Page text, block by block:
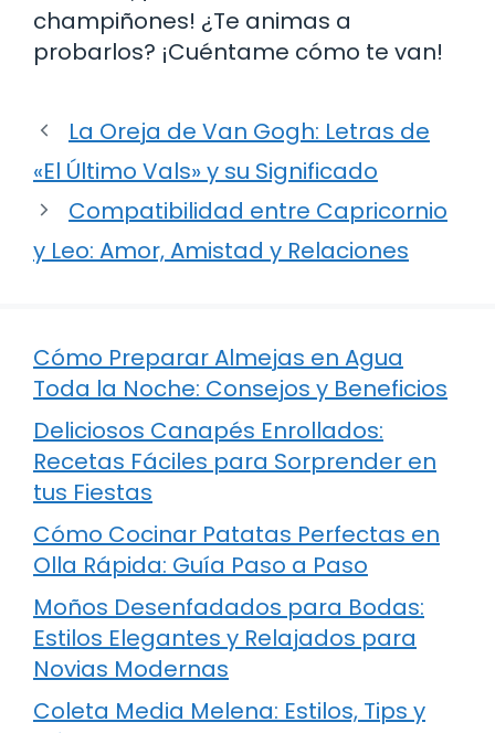
champiñones! ¿Te animas a
probarlos? ¡Cuéntame cómo te van!
La Oreja de Van Gogh: Letras de
«El Último Vals» y su Significado
Compatibilidad entre Capricornio
y Leo: Amor, Amistad y Relaciones
Cómo Preparar Almejas en Agua
Toda la Noche: Consejos y Beneficios
Deliciosos Canapés Enrollados:
Recetas Fáciles para Sorprender en
tus Fiestas
Cómo Cocinar Patatas Perfectas en
Olla Rápida: Guía Paso a Paso
Moños Desenfadados para Bodas:
Estilos Elegantes y Relajados para
Novias Modernas
Coleta Media Melena: Estilos, Tips y